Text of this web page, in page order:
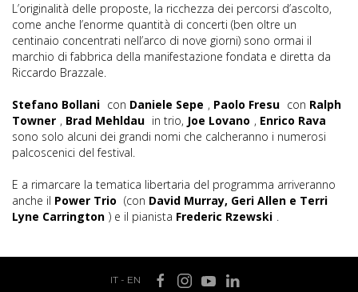
L’originalità delle proposte, la ricchezza dei percorsi d’ascolto,
come anche l’enorme quantità di concerti (ben oltre un
centinaio concentrati nell’arco di nove giorni) sono ormai il
marchio di fabbrica della manifestazione fondata e diretta da
Riccardo Brazzale.
Stefano Bollani con Daniele Sepe , Paolo Fresu con Ralph
Towner , Brad Mehldau in trio, Joe Lovano , Enrico Rava
sono solo alcuni dei grandi nomi che calcheranno i numerosi
palcoscenici del festival.
E a rimarcare la tematica libertaria del programma arriveranno
anche il Power Trio (con David Murray, Geri Allen e Terri
Lyne Carrington ) e il pianista Frederic Rzewski .
IT- EN